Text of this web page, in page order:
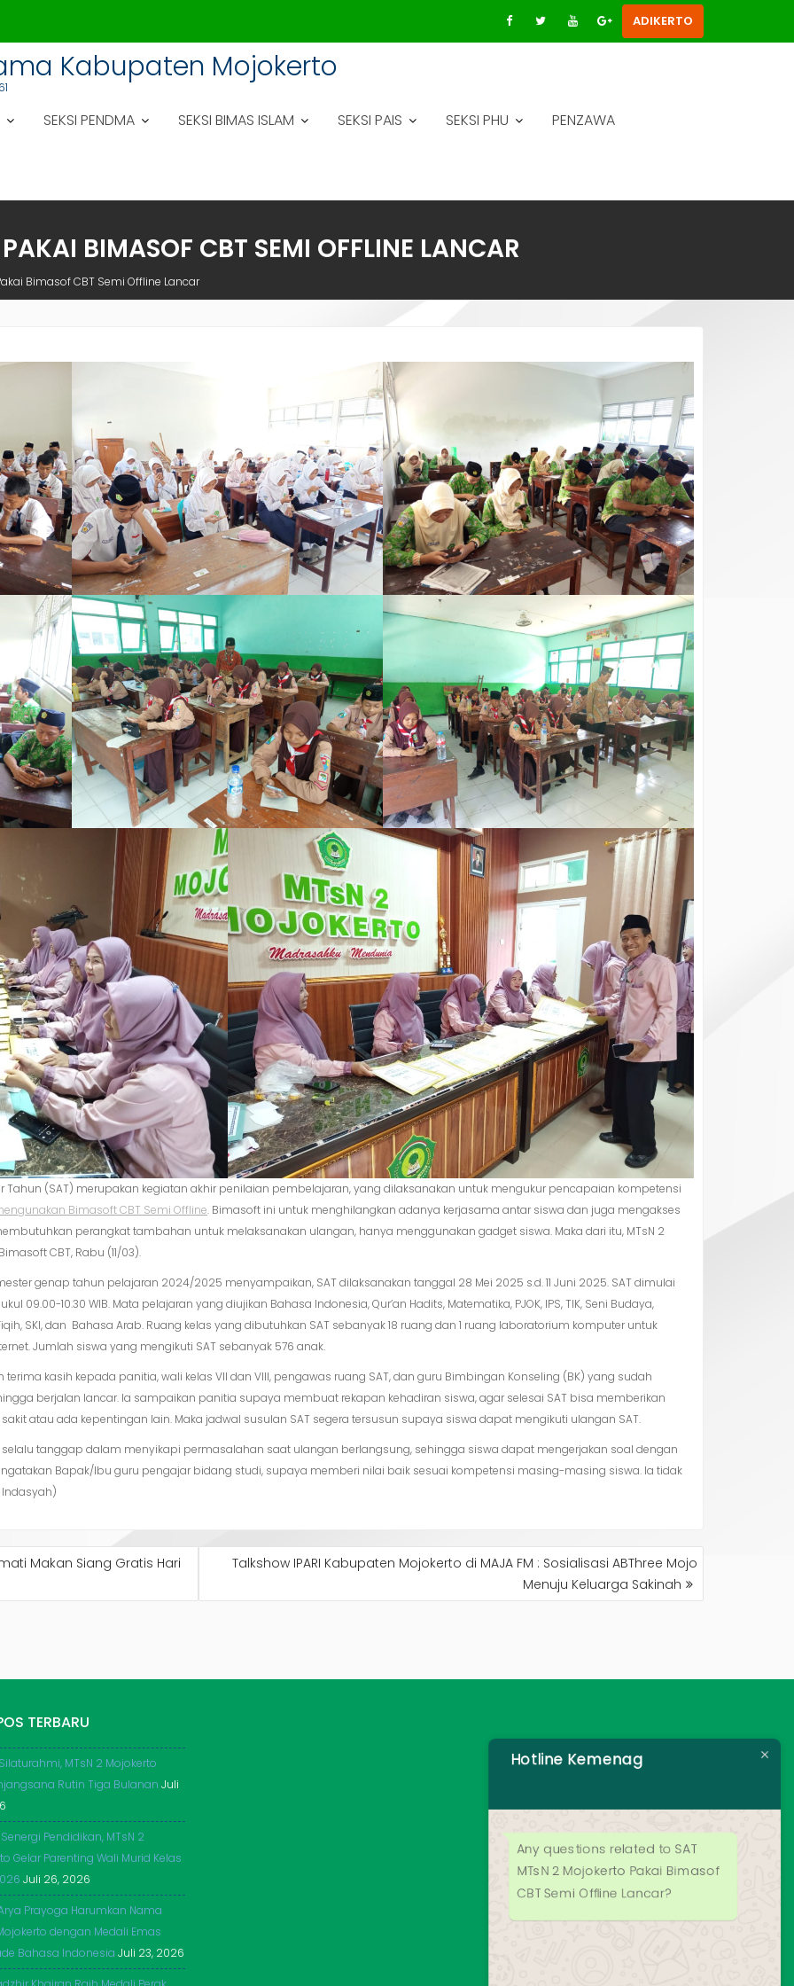
ADIKERTO
Kabupaten Mojokerto
SEKSI PENDMA SEKSI BIMAS ISLAM SEKSI PAIS SEKSI PHU PENZAWA
BIMASOF CBT SEMI OFFLINE LANCAR
Bimasof CBT Semi Offline Lancar
Tahun (SAT) merupakan kegiatan akhir penilaian pembelajaran, yang dilaksanakan untuk mengukur pencapaian kompetensi
Bimasoft CBT Semi Offline. Bimasoft ini untuk menghilangkan adanya kerjasama antar siswa dan juga mengakses
perangkat tambahan untuk melaksanakan ulangan, hanya menggunakan gadget siswa. Maka dari itu, MTsN 2
CBT, Rabu (11/03).
genap tahun pelajaran 2024/2025 menyampaikan, SAT dilaksanakan tanggal 28 Mei 2025 s.d. 11 Juni 2025. SAT dimulai
09.00-10.30 WIB. Mata pelajaran yang diujikan Bahasa Indonesia, Qur’an Hadits, Matematika, PJOK, IPS, TIK, Seni Budaya,
SKI, dan Bahasa Arab. Ruang kelas yang dibutuhkan SAT sebanyak 18 ruang dan 1 ruang laboratorium komputer untuk
Jumlah siswa yang mengikuti SAT sebanyak 576 anak.
kasih kepada panitia, wali kelas VII dan VIII, pengawas ruang SAT, dan guru Bimbingan Konseling (BK) yang sudah
berjalan lancar. Ia sampaikan panitia supaya membuat rekapan kehadiran siswa, agar selesai SAT bisa memberikan
atau ada kepentingan lain. Maka jadwal susulan SAT segera tersusun supaya siswa dapat mengikuti ulangan SAT.
tanggap dalam menyikapi permasalahan saat ulangan berlangsung, sehingga siswa dapat mengerjakan soal dengan
Bapak/Ibu guru pengajar bidang studi, supaya memberi nilai baik sesuai kompetensi masing-masing siswa. Ia tidak
Indasyah)
Makan Siang Gratis Hari
Talkshow IPARI Kabupaten Mojokerto di MAJA FM : Sosialisasi ABThree Mojo
Menuju Keluarga Sakinah
TERBARU
MTsN 2 Mojokerto
Rutin Tiga Bulanan Juli
Pendidikan, MTsN 2
Gelar Parenting Wali Murid Kelas
Juli 26, 2026
Prayoga Harumkan Nama
dengan Medali Emas
Bahasa Indonesia Juli 23, 2026
Hotline Kemenag
Any questions related to SAT
MTsN 2 Mojokerto Pakai Bimasof
CBT Semi Offline Lancar?